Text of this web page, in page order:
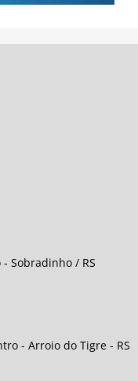
- Sobradinho / RS
- Arroio do Tigre - RS